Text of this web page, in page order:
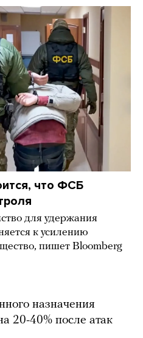
что ФСБ
для удержания
к усилению
пишет Bloomberg
назначения
20-40% после атак